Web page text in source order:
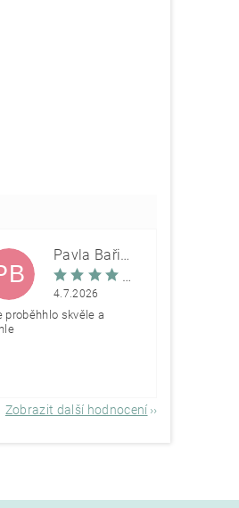
Pavla Bařinová
4.7.2026
proběhhlo skvěle a
Zobrazit další hodnocení